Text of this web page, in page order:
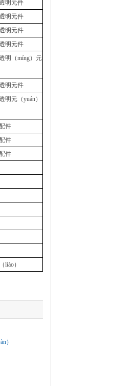
明元件
明元件
明元件
明元件
明（míng）元
明元件
明元（yuán）
件
件
件
liào）
）